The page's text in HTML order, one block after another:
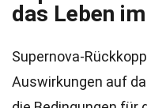
das Leben
Supernova-
Auswirkungen auf